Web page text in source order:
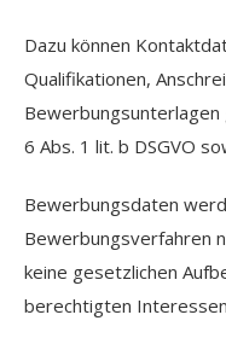
Dazu können
Qualifikationen,
6 Abs. 1 lit. b DSGVO
Bewerbungsdaten
Bewerbungsverfahren
keine gesetzlichen
berechtigten